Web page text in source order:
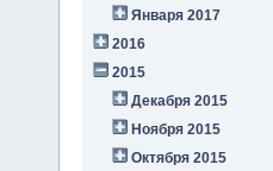
Января 2017
2016
2015
Декабря 2015
Ноября 2015
Октября 2015